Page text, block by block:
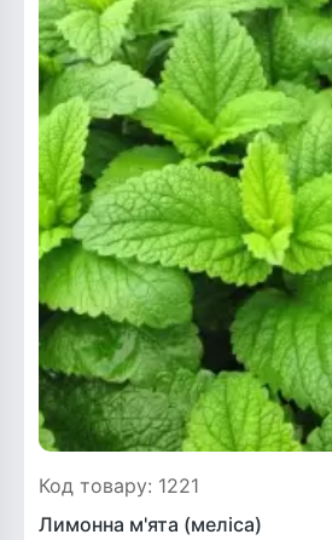
Рослини що в'ються
Гліцинія (Вістерія)
Жимолость декоративна
Плющ
Клематіс
Код товару: 1221
Лимонна м'ята (меліса)